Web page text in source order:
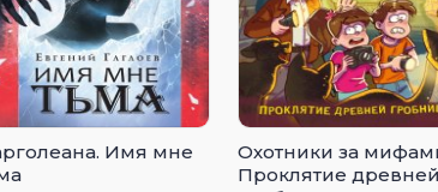
Имя мне
Охотники за
Проклятие древней